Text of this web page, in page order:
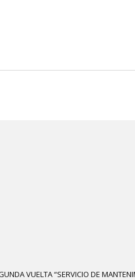
VUELTA “SERVICIO DE